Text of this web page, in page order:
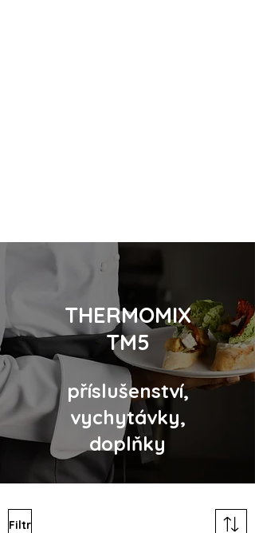
THERMOMIX
TM5
příslušenství,
vychytávky,
doplňky
Filtr